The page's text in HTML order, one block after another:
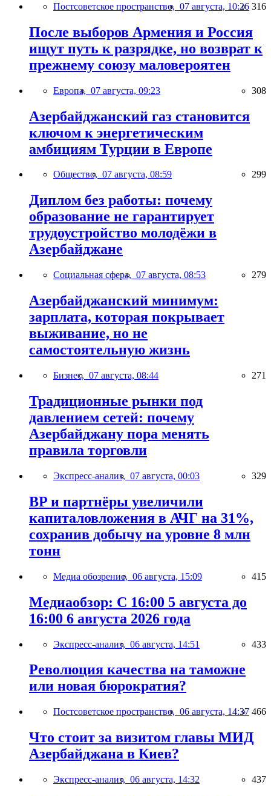
Постсоветское пространство, 07 августа, 10:26 316
После выборов Армения и Россия
ищут путь к разрядке, но возврат к
прежнему союзу маловероятен
Европа, 07 августа, 09:23 308
Азербайджанский газ становится
ключом к энергетическим
амбициям Турции в Европе
Общество, 07 августа, 08:59 299
Диплом без работы: почему
образование не гарантирует
трудоустройство молодёжи в
Азербайджане
Социальная сфера, 07 августа, 08:53 279
Азербайджанский минимум:
зарплата, которая покрывает
выживание, но не
самостоятельную жизнь
Бизнес, 07 августа, 08:44 271
Традиционные рынки под
давлением сетей: почему
Азербайджану пора менять
правила торговли
Экспресс-анализ, 07 августа, 00:03 329
BP и партнёры увеличили
капиталовложения в АЧГ на 31%,
сохранив добычу на уровне 8 млн
тонн
Медиа обозрение, 06 августа, 15:09 415
Медиаобзор: С 16:00 5 августа до
16:00 6 августа 2026 года
Экспресс-анализ, 06 августа, 14:51 433
Революция качества на таможне
или новая бюрократия?
Постсоветское пространство, 06 августа, 14:37 466
Что стоит за визитом главы МИД
Азербайджана в Киев?
Экспресс-анализ, 06 августа, 14:32 437